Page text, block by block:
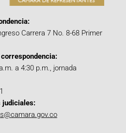
Carrera 7 No. 8-68 Primer
a 4:30 p.m., jornada
judiciales: